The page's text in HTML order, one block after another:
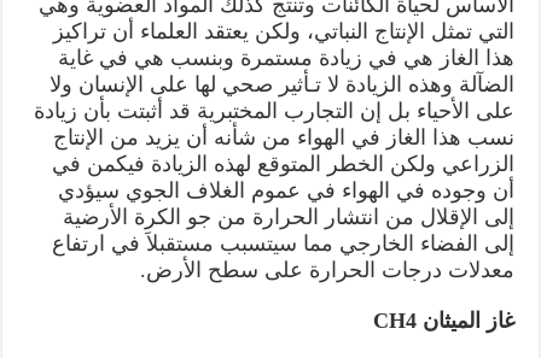
الأساس لحياة الكائنات وتنتج كذلك المواد العضوية وهي
التي تمثل الإنتاج النباتي، ولكن يعتقد العلماء أن تراكيز
هذا الغاز هي في زيادة مستمرة وبنسب هي في غاية
الضآلة وهذه الزيادة لا تـأثير صحي لها على الإنسان ولا
على الأحياء بل إن التجارب المختبرية قد أثبتت بأن زيادة
نسب هذا الغاز في الهواء من شأنه أن يزيد من الإنتاج
الزراعي ولكن الخطر المتوقع لهذه الزيادة فيكمن في
أن وجوده في الهواء في عموم الغلاف الجوي سيؤدي
إلى الإقلال من انتشار الحرارة من جو الكرة الأرضية
إلى الفضاء الخارجي مما سيتسبب مستقبلاَ في ارتفاع
معدلات درجات الحرارة على سطح الأرض.
غاز الميثان CH4